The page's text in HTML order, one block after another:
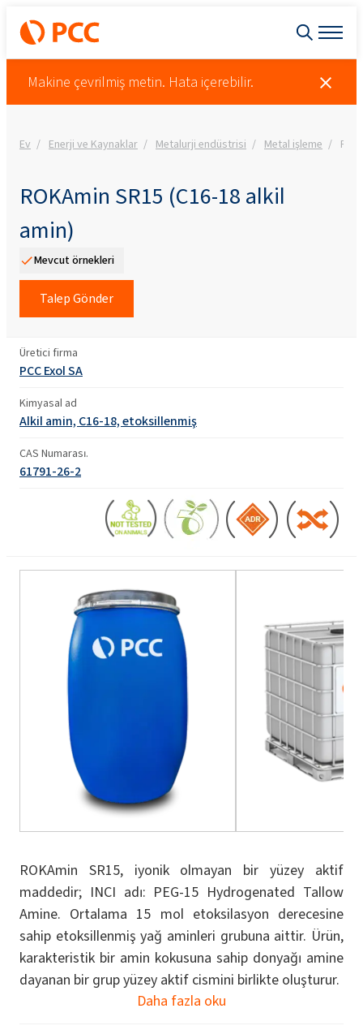
Makine çevrilmiş metin. Hata içerebilir.
Ev Enerji ve Kaynaklar Metalurji endüstrisi Metal işleme
ROKAmin SR15 (C16-18 alkil
amin)
Mevcut örnekleri
Talep Gönder
Üretici firma
PCC Exol SA
Kimyasal ad
Alkil amin, C16-18, etoksillenmiş
CAS Numarası.
61791-26-2
ROKAmin SR15, iyonik olmayan bir yüzey aktif
maddedir; INCI adı: PEG-15 Hydrogenated Tallow
Amine. Ortalama 15 mol etoksilasyon derecesine
sahip etoksillenmiş yağ aminleri grubuna aittir. Ürün,
karakteristik bir amin kokusuna sahip donyağı amine
dayanan bir grup yüzey aktif cismini birlikte oluşturur.
Daha fazla oku